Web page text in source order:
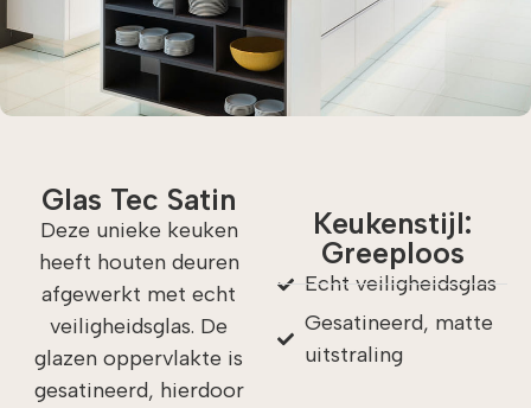
Glas Tec Satin
Deze unieke keuken
heeft houten deuren
afgewerkt met echt
veiligheidsglas. De
glazen oppervlakte is
gesatineerd, hierdoor
Keukenstijl:
Greeploos
Echt veiligheidsglas
Gesatineerd, matte
uitstraling